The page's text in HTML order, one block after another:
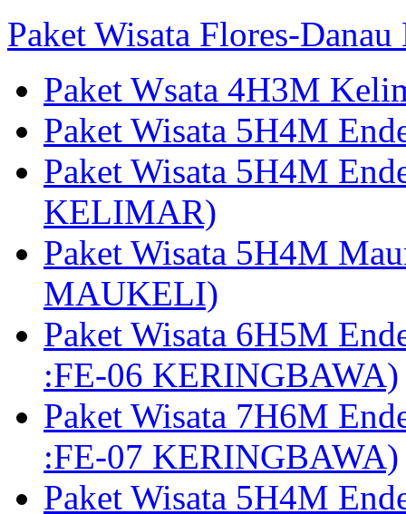
Paket Wisata Flores-
Paket Wsata 4H3M
Paket Wisata 5H4M
Paket Wisata 5H4M
KELIMAR)
Paket Wisata 5H4M
MAUKELI)
Paket Wisata 6H5M
:FE-06 KERINGBAWA)
Paket Wisata 7H6M
:FE-07 KERINGBAWA)
Paket Wisata 5H4M